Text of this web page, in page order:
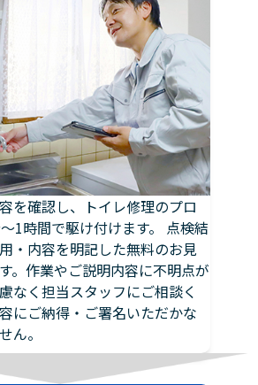
を確認し、トイレ修理のプロ
1時間で駆け付けます。 点検結
・内容を明記した無料のお見
。作業やご説明内容に不明点が
なく担当スタッフにご相談く
にご納得・ご署名いただかな
ん。